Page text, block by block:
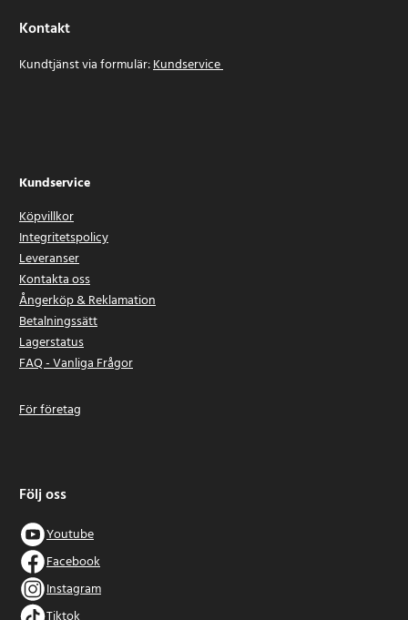
Kontakt
Kundtjänst via formulär:Kundservice
Kundservice
Köpvillkor
Integritetspolicy
Leveranser
Kontakta oss
Ångerköp & Reklamation
Betalningssätt
Lagerstatus
FAQ - Vanliga Frågor
För företag
Följ oss
Youtube
Facebook
Instagram